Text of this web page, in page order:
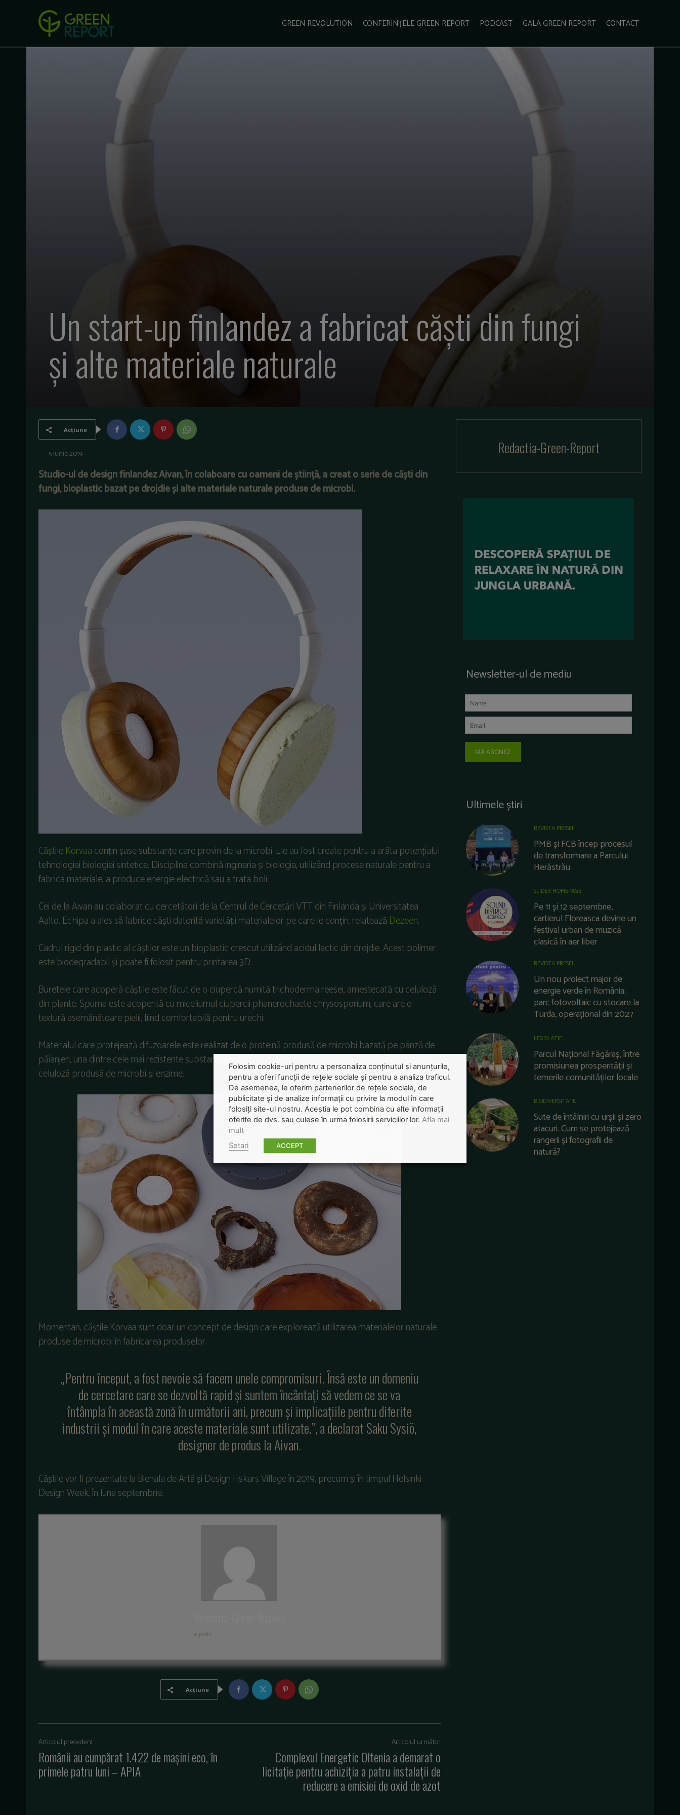
GREEN REVOLUTION CONFERINȚELE GREEN REPORT PODCAST GALA GREEN REPORT CONTACT
SCHIMBĂRI CLIMATICE
Un start-up finlandez a fabricat căști din fungi
și alte materiale naturale
Acțiune
5 iunie 2019
Studio-ul de design finlandez Aivan, în colaboare cu oameni de știință, a creat o serie de căști din
fungi, bioplastic bazat pe drojdie și alte materiale naturale produse de microbi.
Căștile Korvaaconțin șase substanțe care provin de la microbi. Ele au fost create pentru a arăta potențialul
tehnologiei biologiei sintetice. Disciplina combină ingineria și biologia, utilizând procese naturale pentru a
fabrica materiale, a produce energie electrică sau a trata boli.
Cei de la Aivan au colaborat cu cercetători de la Centrul de Cercetări VTT din Finlanda și Universitatea
Aalto. Echipa a ales să fabrice căști datorită varietății materialelor pe care le conțin, relatează Dezeen.
Cadrul rigid din plastic al căștilor este un bioplastic crescut utilizând acidul lactic din drojdie. Acest polimer
este biodegradabil și poate fi folosit pentru printarea 3D.
Buretele care acoperă căștile este făcut de o ciupercă numită trichoderma reesei, amestecată cu celuloză
din plante. Spuma este acoperită cu miceliumul ciupercii phanerochaete chrysosporium, care are o
textură asemănătoare pielii, fiind comfortabilă pentru urechi.
Materialul care protejează difuzoarele este realizat de o proteină produsă de microbi bazată pe pânză de
păianjen, una dintre cele mai rezistente substanțe găsite în natură. Alte părți din căști sunt fabricate din
celuloză produsă de microbi și enzime.
Momentan, căștile Korvaa sunt doar un concept de design care explorează utilizarea materialelor naturale
produse de microbi în fabricarea produselor.
„Pentru început, a fost nevoie să facem unele compromisuri. Însă este un domeniu
de cercetare care se dezvoltă rapid și suntem încântați să vedem ce se va
întâmpla în această zonă în următorii ani, precum și implicațiile pentru diferite
industrii și modul în care aceste materiale sunt utilizate.”, a declarat Saku Sysiö,
designer de produs la Aivan.
Căștile vor fi prezentate la Bienala de Artă și Design Fiskars Village în 2019, precum și în timpul Helsinki
Design Week, în luna septembrie.
+ posts
Acțiune
Articolul precedent
Românii au cumpărat 1.422 de maşini eco, în
primele patru luni – APIA
Articolul următor
Complexul Energetic Oltenia a demarat o
licitaţie pentru achiziţia a patru instalaţii de
reducere a emisiei de oxid de azot
Redactia-Green-Report
Newsletter-ul de mediu
MĂ ABONEZ
Ultimele știri
REVISTA PRESEI
PMB și FCB încep procesul
de transformare a Parcului
Herăstrău
SLIDER HOMEPAGE
Pe 11 și 12 septembrie,
cartierul Floreasca devine un
festival urban de muzică
clasică în aer liber
REVISTA PRESEI
Un nou proiect major de
energie verde în România:
parc fotovoltaic cu stocare la
Turda, operațional din 2027
LEGISLATIE
Parcul Național Făgăraș, între
promisiunea prosperității și
temerile comunităților locale
BIODIVERSITATE
Sute de întâlniri cu urșii și zero
atacuri. Cum se protejează
rangerii și fotografii de
natură?
Folosim cookie-uri pentru a personaliza conținutul și anunțurile,
pentru a oferi funcții de rețele sociale și pentru a analiza traficul.
De asemenea, le oferim partenerilor de rețele sociale, de
publicitate și de analize informații cu privire la modul în care
folosiți site-ul nostru. Aceștia le pot combina cu alte informații
oferite de dvs. sau culese în urma folosirii serviciilor lor. Afla mai
mult
Setari
ACCEPT